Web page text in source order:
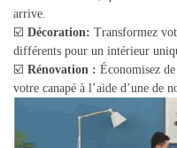
arrive.
☑️ Décoration: Transformez
différents pour un intérieur
☑️ Rénovation : Économisez
votre canapé à l’aide d’une de